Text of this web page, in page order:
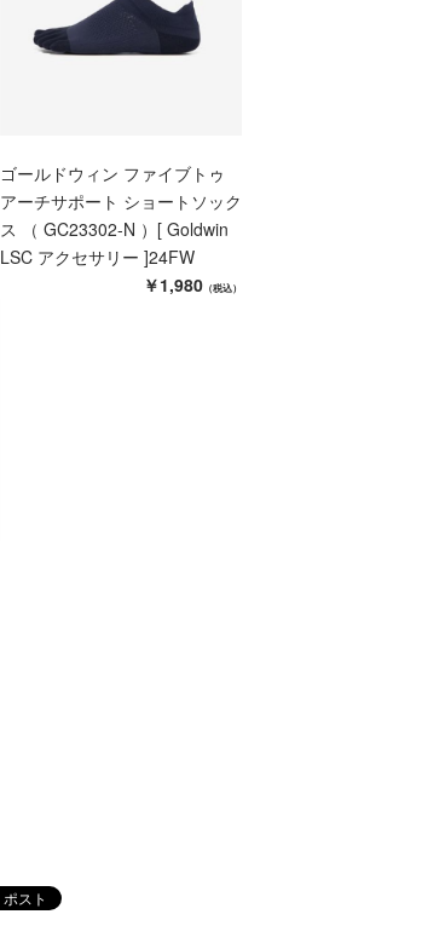
ゴールドウィン ファイブトゥ
アーチサポート ショートソック
ス （ GC23302-N ）[ Goldwin
LSC アクセサリー ]24FW
￥1,980 （税込）